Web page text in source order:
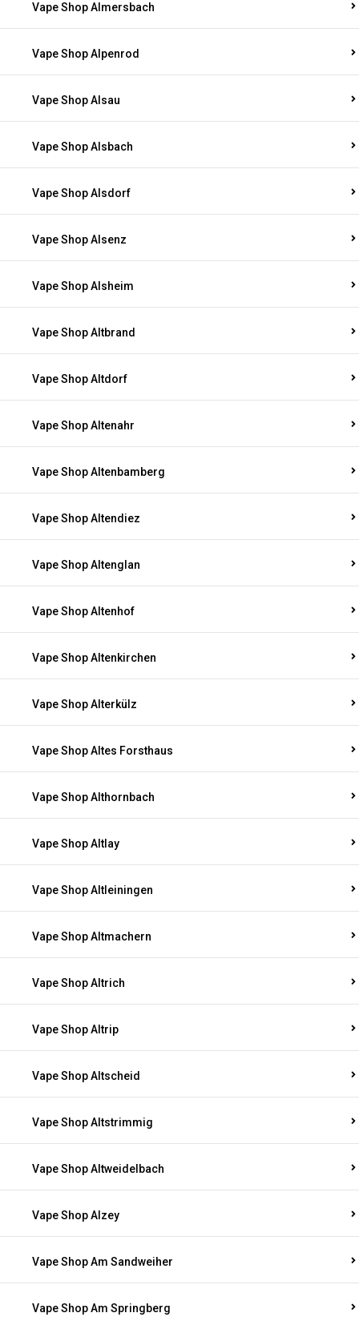
Vape Shop Almersbach
Vape Shop Alpenrod
Vape Shop Alsau
Vape Shop Alsbach
Vape Shop Alsdorf
Vape Shop Alsenz
Vape Shop Alsheim
Vape Shop Altbrand
Vape Shop Altdorf
Vape Shop Altenahr
Vape Shop Altenbamberg
Vape Shop Altendiez
Vape Shop Altenglan
Vape Shop Altenhof
Vape Shop Altenkirchen
Vape Shop Alterkülz
Vape Shop Altes Forsthaus
Vape Shop Althornbach
Vape Shop Altlay
Vape Shop Altleiningen
Vape Shop Altmachern
Vape Shop Altrich
Vape Shop Altrip
Vape Shop Altscheid
Vape Shop Altstrimmig
Vape Shop Altweidelbach
Vape Shop Alzey
Vape Shop Am Sandweiher
Vape Shop Am Springberg